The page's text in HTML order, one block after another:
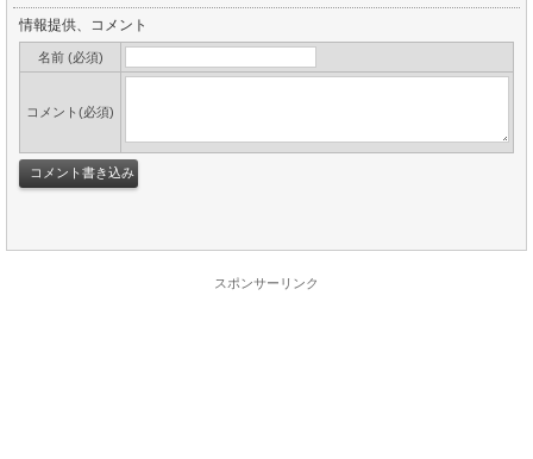
情報提供、コメント
名前 (必須)
コメント(必須)
スポンサーリンク